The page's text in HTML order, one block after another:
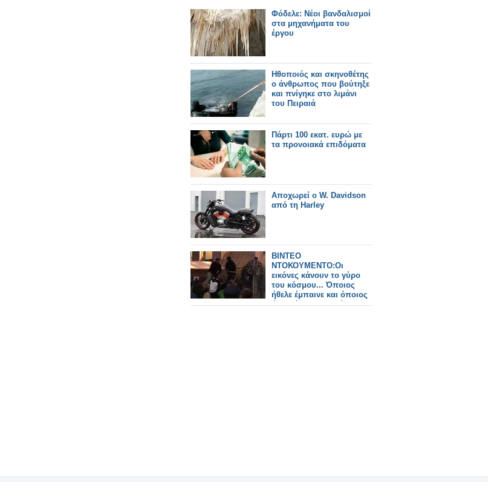
Φόδελε: Νέοι βανδαλισμοί
στα μηχανήματα του
έργου
Ηθοποιός και σκηνοθέτης
ο άνθρωπος που βούτηξε
και πνίγηκε στο λιμάνι
του Πειραιά
Πάρτι 100 εκατ. ευρώ με
τα προνοιακά επιδόματα
Αποχωρεί ο W. Davidson
από τη Harley
ΒΙΝΤΕΟ
ΝΤΟΚΟΥΜΕΝΤΟ:Οι
εικόνες κάνουν το γύρο
του κόσμου... Όποιος
ήθελε έμπαινε και όποιος
ήθελε έβγαινε χωρίς